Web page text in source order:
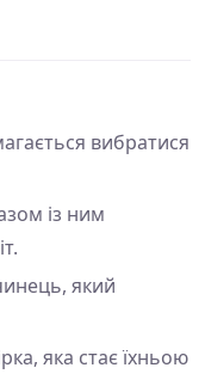
вибратися
із ним
який
яка стає їхньою